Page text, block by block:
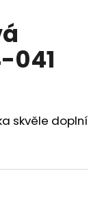
041
skvěle doplní